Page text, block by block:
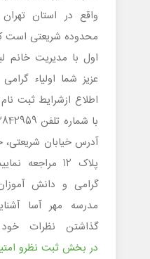
محدوده شریعتی است
اول با مدیریت خانم
عزیز شما اولیاء
اطلاع ازشرایط ثبت
آدرس خیابان شریعتی،
پلاک 12 مراجعه
گرامی و دانش
مدرسه مهر آسا
گذاشتن نظرات
در بخش ثبت نظرو